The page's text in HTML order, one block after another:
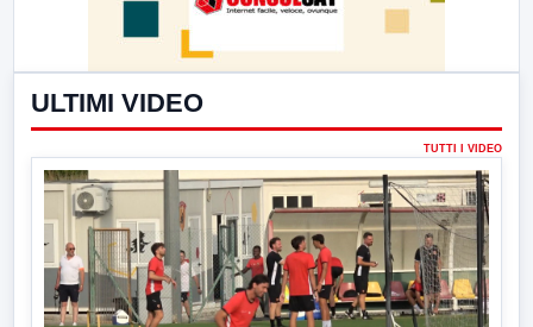
ULTIMI VIDEO
TUTTI I VIDEO